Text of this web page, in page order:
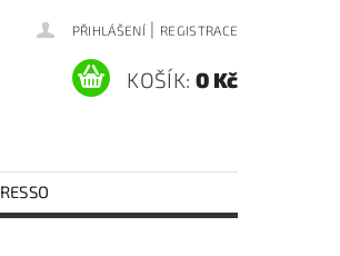
PŘIHLÁŠENÍ | REGISTRACE
KOŠÍK: 0 Kč